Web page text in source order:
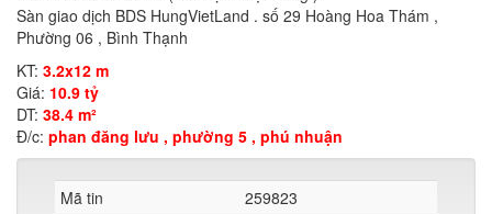
Sàn giao dịch BDS HungVietLand . số 29 Hoàng Hoa Thám ,
Phường 06 , Bình Thạnh
KT: 3.2x12 m
Giá: 10.9 tỷ
DT: 38.4 m²
Đ/c: phan đăng lưu , phường 5 , phú nhuận
Mã tin
259823